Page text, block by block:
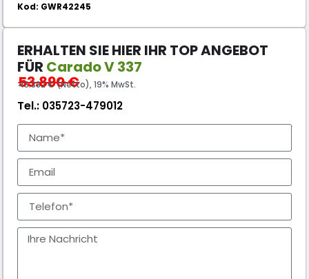
Kod: GWR42245
ERHALTEN SIE HIER IHR TOP ANGEBOT
FÜR Carado V 337
53.890€
43.382 € (Netto), 19% MwSt.
Tel.: 035723-479012